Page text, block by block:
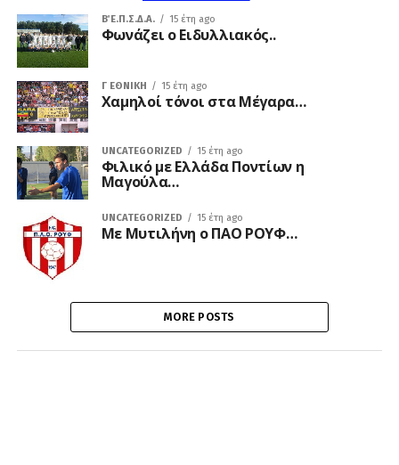
Β΄ Ε.Π.Σ.Δ.Α. 15 έτη ago
Φωνάζει ο Ειδυλλιακός..
Γ ΕΘΝΙΚΉ 15 έτη ago
Xαμηλοί τόνοι στα Μέγαρα…
UNCATEGORIZED 15 έτη ago
Φιλικό με Ελλάδα Ποντίων η
Μαγούλα…
UNCATEGORIZED 15 έτη ago
Mε Μυτιλήνη ο ΠΑΟ ΡΟΥΦ…
MORE POSTS